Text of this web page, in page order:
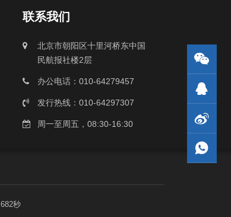
联系我们
北京市朝阳区十里河桥东中国
民航报社楼2层
办公电话：010-64279457
发行热线：010-64297307
周一至周五，08:30-16:30
秒